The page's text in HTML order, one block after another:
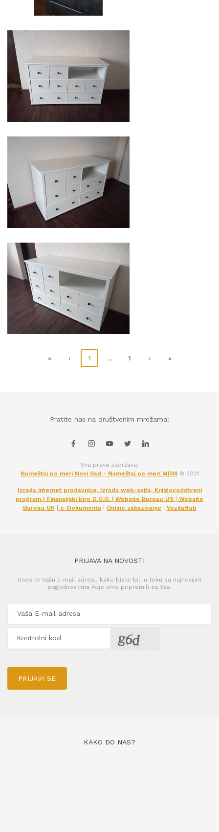
« ‹ 1 ... 1 › »
Pratite nas na društvenim mrežama:
Sva prava zadržava:
Nameštaj po meri Novi Sad - Nameštaj po meri MDM © 2021
Izrada internet prodavnice, Izrada web-sajta, Knjigovodstveni
program | Finansijski biro D.O.O.
Website Bureau US
Website
Bureau UK| e-Dokumenta| Online zakazivanje VozilaHub
PRIJAVA NA NOVOSTI
Unesite Vašu E-mail adresu kako biste bili u toku sa najnovijim
pogodnostima koje smo pripremili za Vas.
PRIJAVI SE
KAKO DO NAS?